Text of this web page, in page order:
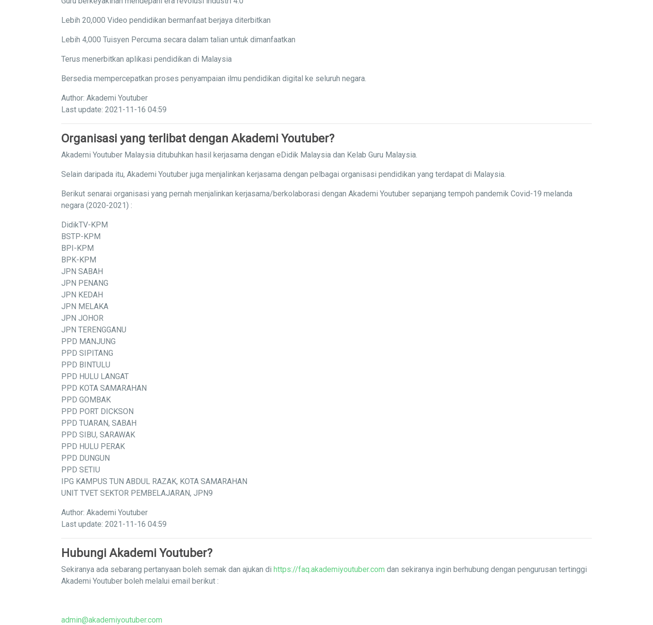
Lebih 20,000 Video pendidikan bermanfaat berjaya diterbitkan
Lebih 4,000 Tuisyen Percuma secara dalam talian untuk dimanfaatkan
Terus menerbitkan aplikasi pendidikan di Malaysia
Bersedia mempercepatkan proses penyampaian ilmu pendidikan digital ke seluruh negara.
Author: Akademi Youtuber
Last update: 2021-11-16 04:59
Organisasi yang terlibat dengan Akademi Youtuber?
Akademi Youtuber Malaysia ditubuhkan hasil kerjasama dengan eDidik Malaysia dan Kelab Guru Malaysia.
Selain daripada itu, Akademi Youtuber juga menjalinkan kerjasama dengan pelbagai organisasi pendidikan yang terdapat di Malaysia.
Berikut senarai organisasi yang pernah menjalinkan kerjasama/berkolaborasi dengan Akademi Youtuber sepanjang tempoh pandemik Covid-19 melanda
negara (2020-2021) :
DidikTV-KPM
BSTP-KPM
BPI-KPM
BPK-KPM
JPN SABAH
JPN PENANG
JPN KEDAH
JPN MELAKA
JPN JOHOR
JPN TERENGGANU
PPD MANJUNG
PPD SIPITANG
PPD BINTULU
PPD HULU LANGAT
PPD KOTA SAMARAHAN
PPD GOMBAK
PPD PORT DICKSON
PPD TUARAN, SABAH
PPD SIBU, SARAWAK
PPD HULU PERAK
PPD DUNGUN
PPD SETIU
IPG KAMPUS TUN ABDUL RAZAK, KOTA SAMARAHAN
UNIT TVET SEKTOR PEMBELAJARAN, JPN9
Author: Akademi Youtuber
Last update: 2021-11-16 04:59
Hubungi Akademi Youtuber?
Sekiranya ada sebarang pertanyaan boleh semak dan ajukan di https://faq.akademiyoutuber.com dan sekiranya ingin berhubung dengan pengurusan tertinggi
Akademi Youtuber boleh melalui email berikut :
admin@akademiyoutuber.com